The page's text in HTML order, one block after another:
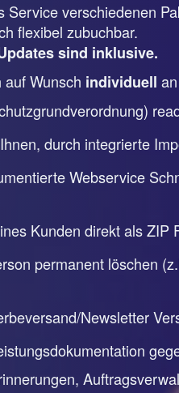
Service verschiedenen
flexibel zubuchbar.
sind inklusive.
Wunsch individuell
durch integrierte
Webservice
Kunden direkt als
permanent löschen
Newsletter